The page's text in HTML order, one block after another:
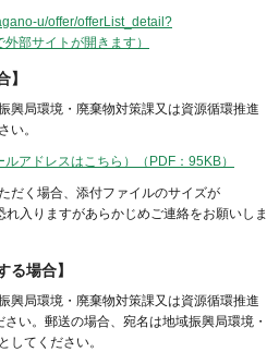
u/offer/offerList_detail?
部サイトが開きます）
】
局環境・廃棄物対策課又は資源循環推進
い。
アドレスはこちら）（PDF：95KB）
く場合、添付ファイルのサイズが
入りますがあらかじめご連絡をお願いしま
る場合】
局環境・廃棄物対策課又は資源循環推進
い。郵送の場合、宛名は地域振興局環境・
してください。